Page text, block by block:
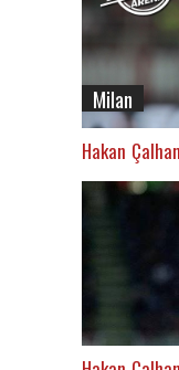
Milan
Hakan